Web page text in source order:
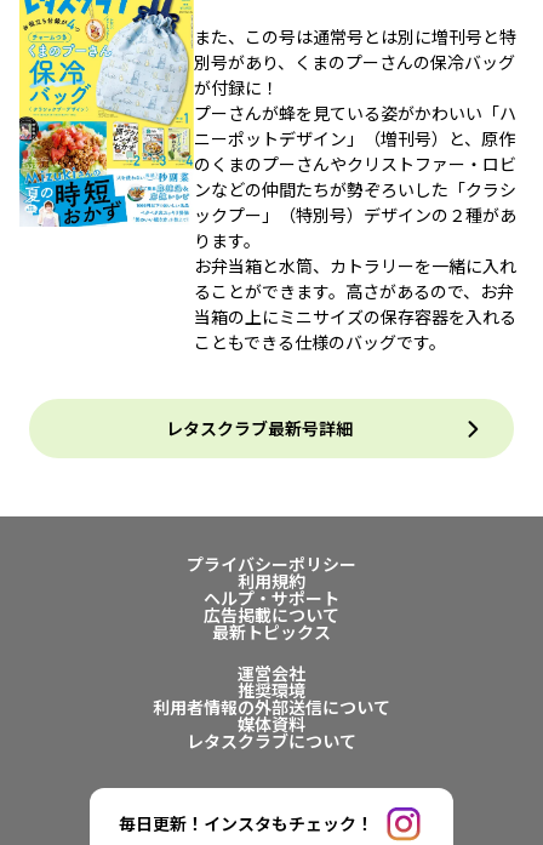
また、この号は通常号とは別に増刊号と特
別号があり、くまのプーさんの保冷バッグ
が付録に！
プーさんが蜂を見ている姿がかわいい「ハ
ニーポットデザイン」（増刊号）と、原作
のくまのプーさんやクリストファー・ロビ
ンなどの仲間たちが勢ぞろいした「クラシ
ックプー」（特別号）デザインの２種があ
ります。
お弁当箱と水筒、カトラリーを一緒に入れ
ることができます。高さがあるので、お弁
当箱の上にミニサイズの保存容器を入れる
こともできる仕様のバッグです。
レタスクラブ最新号詳細
プライバシーポリシー
利用規約
ヘルプ・サポート
広告掲載について
最新トピックス
運営会社
推奨環境
利用者情報の外部送信について
媒体資料
レタスクラブについて
毎日更新！インスタもチェック！